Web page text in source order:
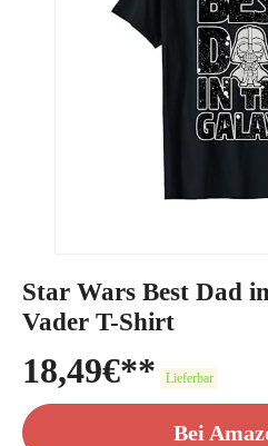
Star Wars Best Dad
Vader T-Shirt
18,49€ Lieferbar
Bei